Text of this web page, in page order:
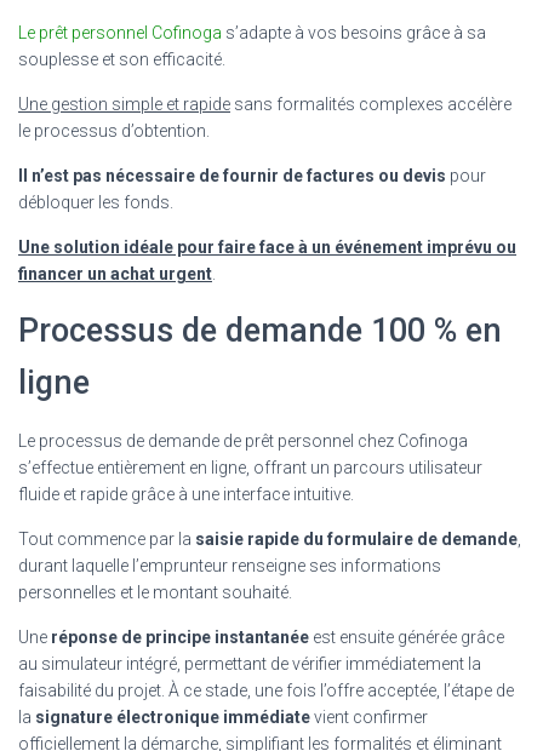
Le prêt personnel Cofinoga s’adapte à vos besoins grâce à sa
souplesse et son efficacité.
Une gestion simple et rapide sans formalités complexes accélère
le processus d’obtention.
Il n’est pas nécessaire de fournir de factures ou devis pour
débloquer les fonds.
Une solution idéale pour faire face à un événement imprévu ou
financer un achat urgent
Processus de demande 100 % en
ligne
Le processus de demande de prêt personnel chez Cofinoga
s’effectue entièrement en ligne, offrant un parcours utilisateur
fluide et rapide grâce à une interface intuitive.
Tout commence par la saisie rapide du formulaire de demande
durant laquelle l’emprunteur renseigne ses informations
personnelles et le montant souhaité.
Une réponse de principe instantanée est ensuite générée grâce
au simulateur intégré, permettant de vérifier immédiatement la
faisabilité du projet. À ce stade, une fois l’offre acceptée, l’étape de
la signature électronique immédiatevient confirmer
officiellement la démarche, simplifiant les formalités et éliminant